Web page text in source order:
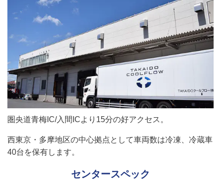
圏央道青梅IC/入間ICより15分の好アクセス。
西東京・多摩地区の中心拠点として車両数は冷凍、冷蔵車
40台を保有します。
センタースペック